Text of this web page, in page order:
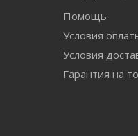
Помощь
Условия
Условия
Гарантия на